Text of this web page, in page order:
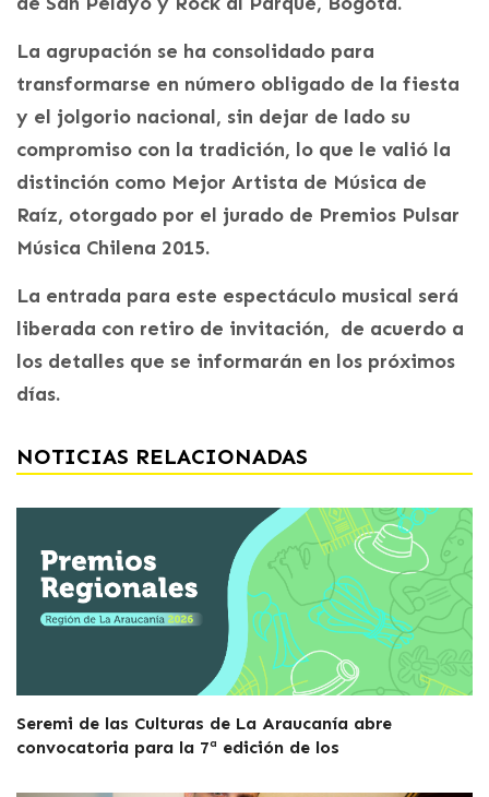
La agrupación se ha consolidado para
transformarse en número obligado de la fiesta
y el jolgorio nacional, sin dejar de lado su
compromiso con la tradición, lo que le valió la
distinción como Mejor Artista de Música de
Raíz, otorgado por el jurado de Premios Pulsar
Música Chilena 2015.
La entrada para este espectáculo musical será
liberada con retiro de invitación, de acuerdo a
los detalles que se informarán en los próximos
días.
NOTICIAS RELACIONADAS
Seremi de las Culturas de La Araucanía abre
convocatoria para la 7ª edición de los